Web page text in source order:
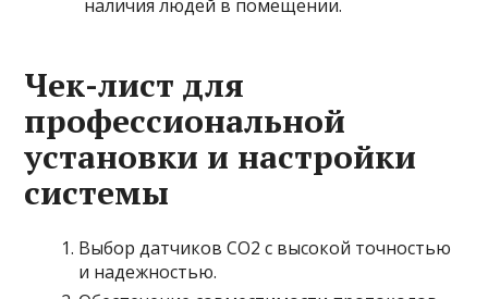
наличия людей в помещении.
Чек-лист для
профессиональной
установки и настройки
системы
Выбор датчиков CO2 с высокой точностью
и надежностью.